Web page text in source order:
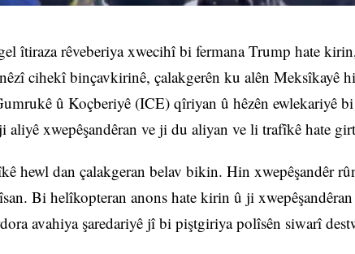
îtiraza rêveberiya xwecihî bi fermana Trump hate
cihekî binçavkirinê, çalakgerên ku alên Meksîkayê
û Koçberiyê (ICE) qîriyan û hêzên ewlekariyê
aliyê xwepêşandêran ve ji du aliyan ve li trafîkê hate
hewl dan çalakgeran belav bikin. Hin xwepêşandêr
Bi helîkopteran anons hate kirin û ji
avahiya şaredariyê jî bi piştgiriya polîsên siwarî